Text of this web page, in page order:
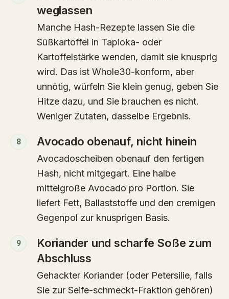
weglassen
Manche Hash-Rezepte lassen Sie die
Süßkartoffel in Tapioka- oder
Kartoffelstärke wenden, damit sie knusprig
wird. Das ist Whole30-konform, aber
unnötig, würfeln Sie klein genug, geben Sie
Hitze dazu, und Sie brauchen es nicht.
Weniger Zutaten, dasselbe Ergebnis.
8 Avocado obenauf, nicht hinein
Avocadoscheiben obenauf den fertigen
Hash, nicht mitgegart. Eine halbe
mittelgroße Avocado pro Portion. Sie
liefert Fett, Ballaststoffe und den cremigen
Gegenpol zur knusprigen Basis.
9
Koriander und scharfe Soße zum
Abschluss
Gehackter Koriander (oder Petersilie, falls
Sie zur Seife-schmeckt-Fraktion gehören)